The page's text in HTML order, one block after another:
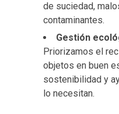
de suciedad,
contaminantes.
Gestión
Priorizamos el
objetos en buen
sostenibilidad y
lo necesitan.